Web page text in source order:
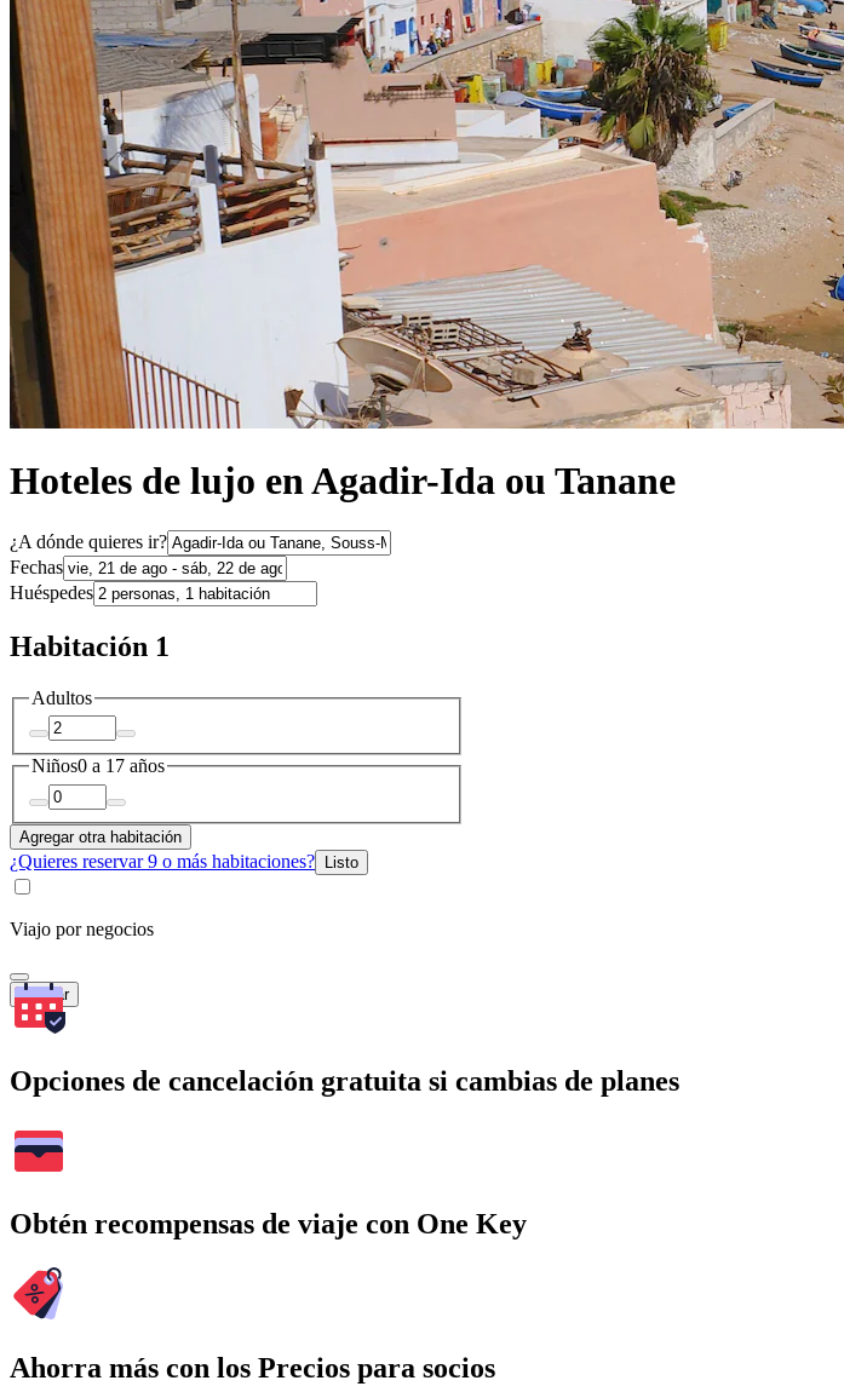
Hoteles de lujo en Agadir-Ida ou Tanane
¿A dónde quieres ir?
Fechas
Huéspedes
Habitación 1
Adultos
Niños0 a 17 años
Agregar otra habitación
¿Quieres reservar 9 o más habitaciones? Listo
Viajo por negocios
Buscar
Opciones de cancelación gratuita si cambias de planes
Obtén recompensas de viaje con One Key
Ahorra más con los Precios para socios